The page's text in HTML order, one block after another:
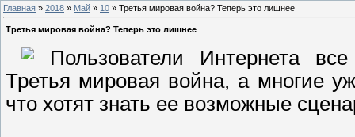
Главная » 2018 » Май » 10 » Третья мировая война? Теперь это лишнее
Третья мировая война? Теперь это лишнее
Пользователи Интернета
Третья мировая война, а многие
что хотят знать ее возможные